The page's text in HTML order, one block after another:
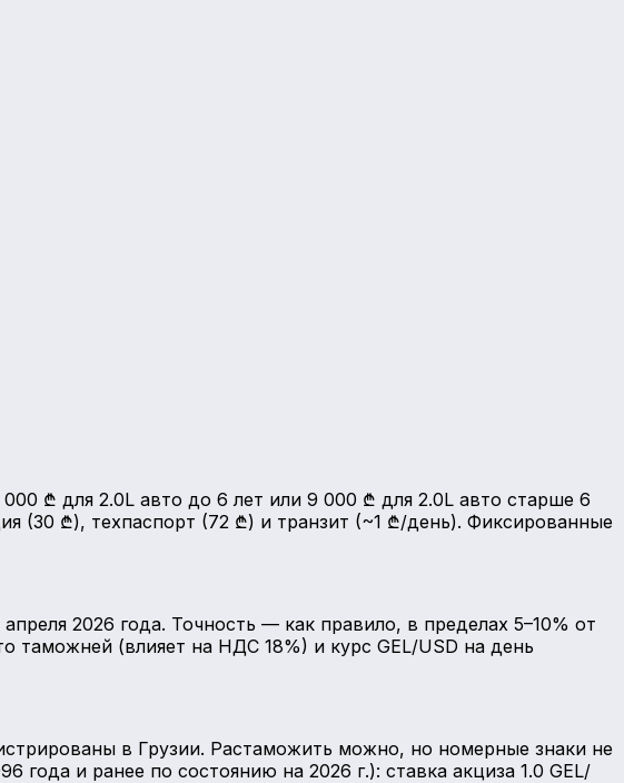
₾ для 2.0L авто до 6 лет или 9 000 ₾ для 2.0L авто старше 6
(30 ₾), техпаспорт (72 ₾) и транзит (~1 ₾/день). Фиксированные
2026 года. Точность — как правило, в пределах 5–10% от
таможней (влияет на НДС 18%) и курс GEL/USD на день
в Грузии. Растаможить можно, но номерные знаки не
и ранее по состоянию на 2026 г.): ставка акциза 1.0 GEL/